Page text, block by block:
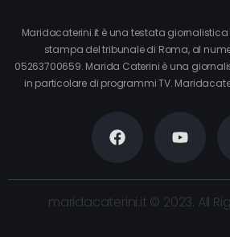
Maridacaterini.it è una testata
stampa del tribunale di Roma, al
05263700659. Marida Caterini è una
in particolare di programmi TV.
maridacaterini.it © 2023. All